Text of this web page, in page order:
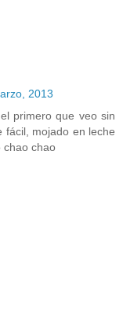
2013
primero que veo sin
fácil, mojado en leche
chao chao